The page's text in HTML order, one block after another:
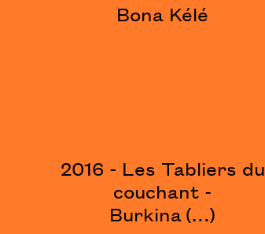
Bona Kélé
2016 - Les Tabliers du
couchant -
Burkina (…)